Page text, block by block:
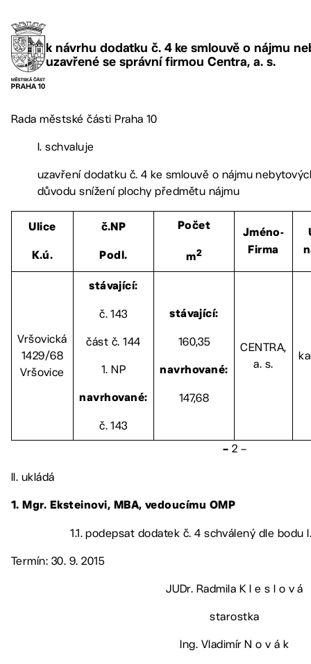
k návrhu dodatku č. 4 ke smlouvě o nájmu
uzavřené se správní firmou Centra, a. s.
Rada městské části Praha 10
I. schvaluje
uzavření dodatku č. 4 ke smlouvě o nájmu
důvodu snížení plochy předmětu nájmu
Ulice
K.ú.
č.NP
Podl.
Počet
m2
Jméno-
Firma
Vršovická
1429/68
Vršovice
stávající:
č. 143
část č. 144
1. NP
navrhované:
č. 143
stávající:
160,35
navrhované:
147,68
CENTRA,
a. s.
– 2 –
II. ukládá
1. Mgr. Eksteinovi, MBA, vedoucímu OMP
1.1. podepsat dodatek č. 4 schválený dle bodu
Termín: 30. 9. 2015
JUDr. Radmila K l e s l o v á
starostka
Ing. Vladimír N o v á k